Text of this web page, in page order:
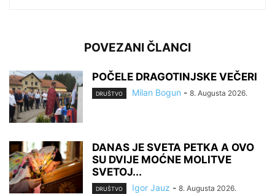
POVEZANI ČLANCI
POČELE DRAGOTINJSKE VEČERI
DRUŠTVO Milan Bogun - 8. Augusta 2026.
DANAS JE SVETA PETKA A OVO
SU DVIJE MOĆNE MOLITVE
SVETOJ...
DRUŠTVO Igor Jauz - 8. Augusta 2026.